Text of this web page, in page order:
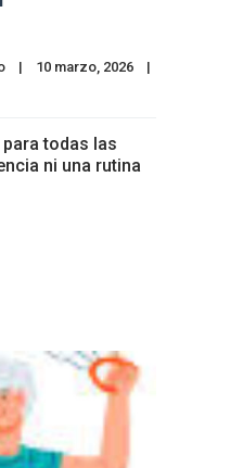
| 10 marzo, 2026 |
todas las
ni una rutina